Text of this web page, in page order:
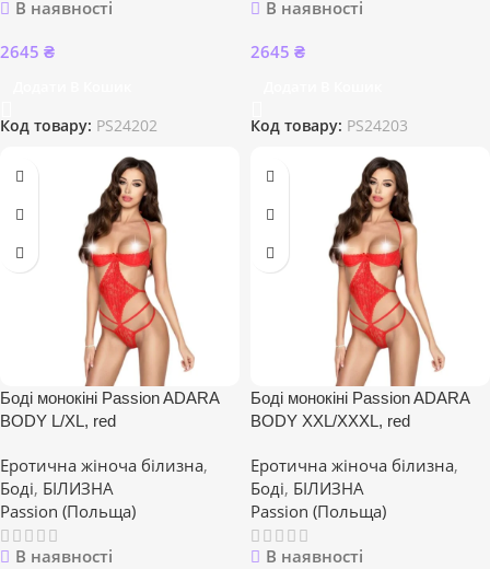
В наявності
2645 ₴
Код товару: PS24202
В наявності
2645 ₴
Код товару: PS24203
Боді монокіні Passion ADARA
BODY L/XL, red
Еротична жіноча білизна,
Боді, БІЛИЗНА
Passion (Польща)
В наявності
Боді монокіні Passion ADARA
BODY XXL/XXXL, red
Еротична жіноча білизна,
Боді, БІЛИЗНА
Passion (Польща)
В наявності